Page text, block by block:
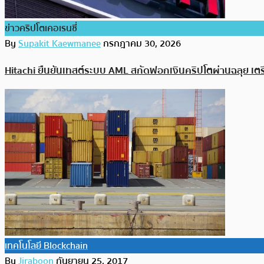
ข่าวคริปโตเคอเรนซี่
BySupakit Kaewmaneeกรกฎาคม 30, 2026
Hitachi ยืนยันเทสต์ระบบ AML สกัดฟอกเงินคริปโตผ่านฉลุย เ
เทคโนโลยี Blockchain